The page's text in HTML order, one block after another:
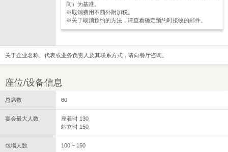
间）为基准。
※取消费用不额外附加税。
※关于取消预约的方法，请查看确定预约时接收的邮件。
关于企业名称、代表或业务负责人及其联系方式，请向餐厅咨询。
座位/设备信息
总席数 60
宴会最大人数
座着时 130
站立时 150
包場人数 100 ~ 150